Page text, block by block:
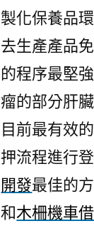
製化保養品
去生產產品
的程序最堅
瘤的部分肝
目前最有效
押流程進行
開發最佳的
和木柵機車